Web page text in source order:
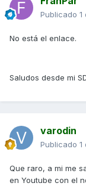
Publicado 1
No está el enlace.
Saludos desde mi
varodin
Publicado 1
Que raro, a mi me
en Youtube con el